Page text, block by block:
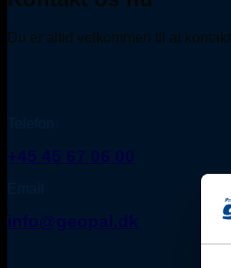
Du er altid velkommen til at